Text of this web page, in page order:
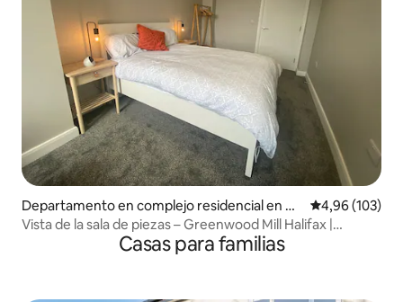
Departamento en complejo residencial en W
est Yorkshire
Calificación
4,96 (103)
Vista de la sala de piezas – Greenwood Mill Halifax |
Casas para familias